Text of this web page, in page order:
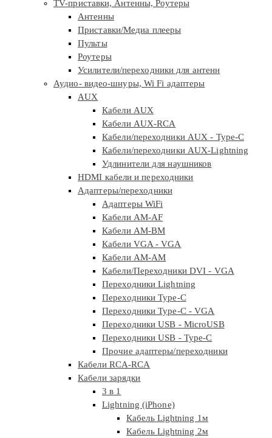
TV-приставки, Антенны, Роутеры
Антенны
Приставки/Медиа плееры
Пульты
Роутеры
Усилители/переходники для антенн
Аудио- видео-шнуры, Wi Fi адаптеры
AUX
Кабели AUX
Кабели AUX-RCA
Кабели/переходники AUX - Type-C
Кабели/переходники AUX-Lightning
Удлинители для наушников
HDMI кабели и переходники
Адаптеры/переходники
Адаптеры WiFi
Кабели AM-AF
Кабели AM-BM
Кабели VGA - VGA
Кабели АМ-АМ
Кабели/Переходники DVI - VGA
Переходники Lightning
Переходники Type-C
Переходники Type-C - VGA
Переходники USB - MicroUSB
Переходники USB - Type-C
Прочие адаптеры/переходники
Кабели RCA-RCA
Кабели зарядки
3 в 1
Lightning (iPhone)
Кабель Lightning 1м
Кабель Lightning 2м